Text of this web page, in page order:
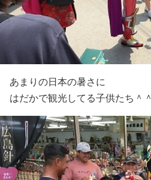
あまりの日本の暑さに
はだかで観光してる子供たち＾＾